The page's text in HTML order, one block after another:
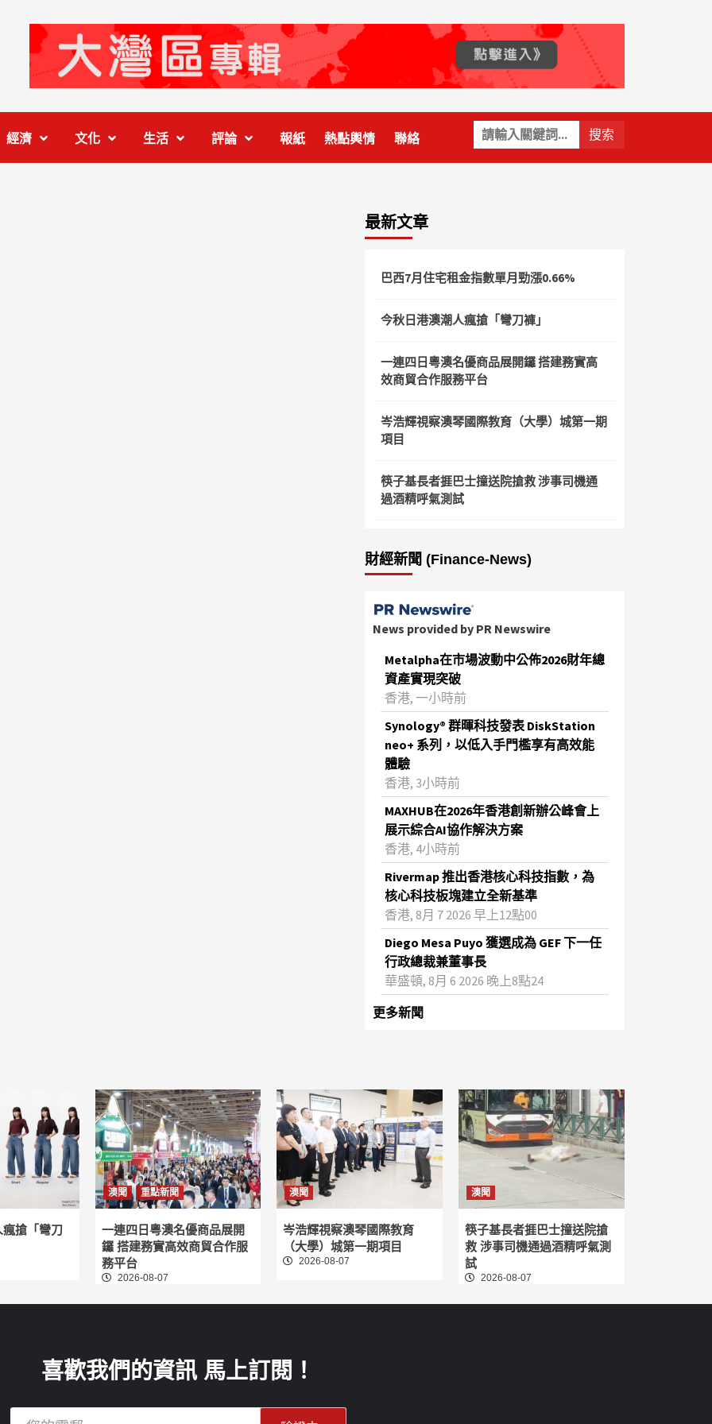
關
鍵
字:
經濟 文化 生活 評論 報紙 熱點輿情 聯絡
最新文章
巴西7月住宅租金指數單月勁漲0.66%
今秋日港澳潮人瘋搶「彎刀褲」
一連四日粵澳名優商品展開鑼 搭建務實高
效商貿合作服務平台
岑浩輝視察澳琴國際教育（大學）城第一期
項目
筷子基長者捱巴士撞送院搶救 涉事司機通
過酒精呼氣測試
財經新聞 (Finance-News)
News provided by PR Newswire
Metalpha在市場波動中公佈2026財年總
資產實現突破
‌香港, 一小時前
Synology® 群暉科技發表 DiskStation
neo+ 系列，以低入手門檻享有高效能
體驗
香港, 3小時前
MAXHUB在2026年香港創新辦公峰會上
展示綜合AI協作解決方案
香港, 4小時前
Rivermap 推出香港核心科技指數，為
核心科技板塊建立全新基準
香港, 8月 7 2026 早上12點00
Diego Mesa Puyo 獲選成為 GEF 下一任
行政總裁兼董事長
華盛頓, 8月 6 2026 晚上8點24
更多新聞
搶「彎刀
澳聞 重點新聞
一連四日粵澳名優商品展開
鑼 搭建務實高效商貿合作服
務平台
2026-08-07
澳聞
岑浩輝視察澳琴國際教育
（大學）城第一期項目
2026-08-07
澳聞
筷子基長者捱巴士撞送院搶
救 涉事司機通過酒精呼氣測
試
2026-08-07
喜歡我們的資訊 馬上訂閱！